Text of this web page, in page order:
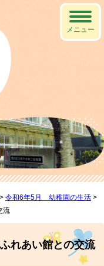
メニュー
> 令和6年5月 幼稚園の生活 >
流
れあい館との交流